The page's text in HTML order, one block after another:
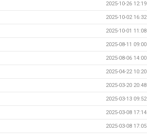
2025-10-26 12:19
2025-10-02 16:32
2025-10-01 11:08
2025-08-11 09:00
2025-08-06 14:00
2025-04-22 10:20
2025-03-20 20:48
2025-03-13 09:52
2025-03-08 17:14
2025-03-08 17:05